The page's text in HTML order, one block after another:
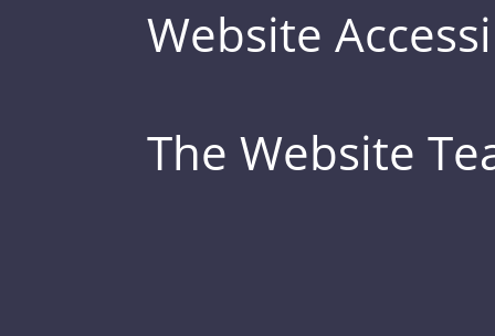
Website
The Website